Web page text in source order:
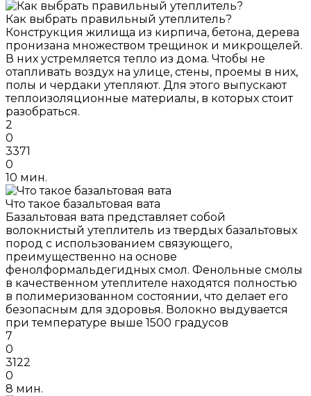
Как выбрать правильный утеплитель?
Конструкция жилища из кирпича, бетона, дерева
пронизана множеством трещинок и микрощелей.
В них устремляется тепло из дома. Чтобы не
отапливать воздух на улице, стены, проемы в них,
полы и чердаки утепляют. Для этого выпускают
теплоизоляционные материалы, в которых стоит
разобраться.
2
0
3371
0
10 мин.
Что такое базальтовая вата
Базальтовая вата представляет собой
волокнистый утеплитель из твердых базальтовых
пород с использованием связующего,
преимущественно на основе
фенолформальдегидных смол. Фенольные смолы
в качественном утеплителе находятся полностью
в полимеризованном состоянии, что делает его
безопасным для здоровья. Волокно выдувается
при температуре выше 1500 градусов
7
0
3122
0
8 мин.